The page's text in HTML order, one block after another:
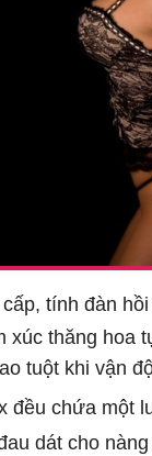
tính đàn
thăng
tuột khi vận
đều chứa một
dát cho